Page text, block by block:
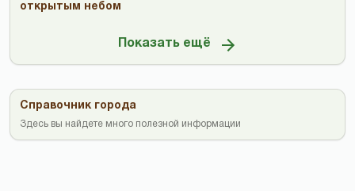
открытым небом
Показать ещё
Справочник города
Здесь вы найдете много полезной информации